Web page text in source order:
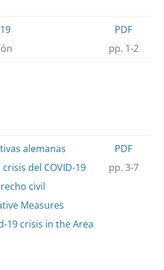
PDF
pp. 1-2
alemanas
del COVID-19
civil
Measures
19 crisis in the Area
PDF
pp. 3-7